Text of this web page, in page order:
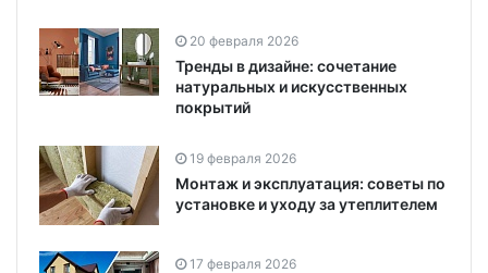
20 февраля 2026
Тренды в дизайне: сочетание
натуральных и искусственных
покрытий
19 февраля 2026
Монтаж и эксплуатация: советы по
установке и уходу за утеплителем
17 февраля 2026